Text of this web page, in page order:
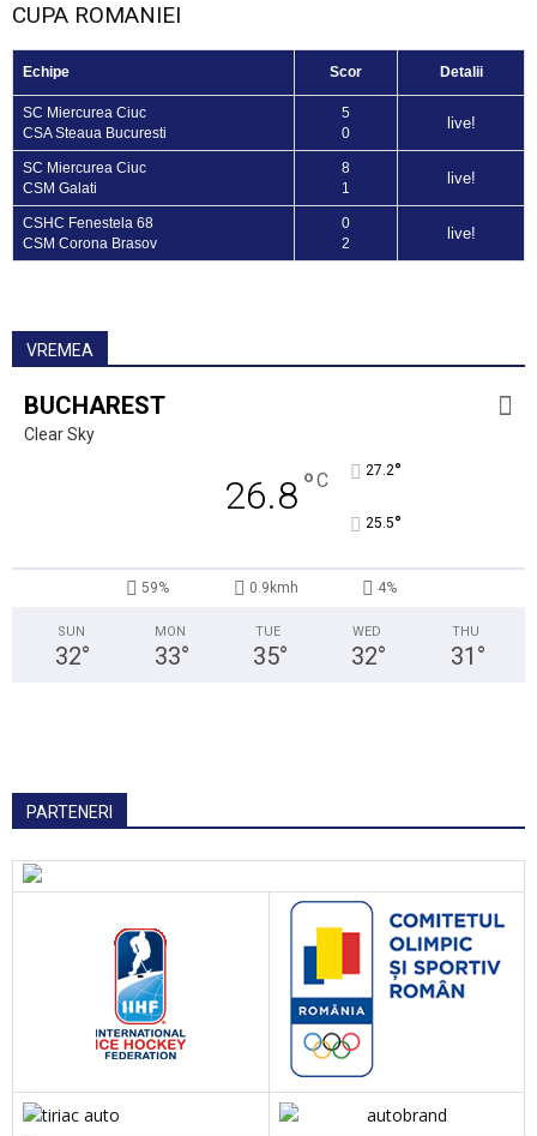
CUPA ROMANIEI
Echipe Scor Detalii
SC Miercurea Ciuc
CSA Steaua Bucuresti
5
0
live!
SC Miercurea Ciuc
CSM Galati
8
1
live!
CSHC Fenestela 68
CSM Corona Brasov
0
2
live!
VREMEA
BUCHAREST
Clear Sky
26.8°C 27.2°
25.5°
59% 0.9kmh 4%
SUN
32°
MON
33°
TUE
35°
WED
32°
THU
31 °
PARTENERI